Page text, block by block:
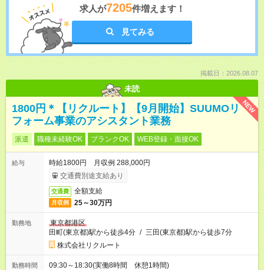
求人が7205件増えます！
見てみる
掲載日：2026.08.07
未読
NEW
1800円＊【リクルート】【9月開始】SUUMOリ
フォーム事業のアシスタント業務
派遣 職種未経験OK ブランクOK WEB登録・面接OK
給与
時給1800円 月収例 288,000円
交通費別途支給あり
交通費 全額支給
月収例 25～30万円
勤務地
東京都港区
田町(東京都)駅から徒歩4分 / 三田(東京都)駅から徒歩7分
株式会社リクルート
勤務時間 09:30～18:30(実働8時間 休憩1時間)